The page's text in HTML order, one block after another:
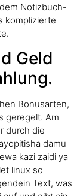
Notizbuch-
komplizierte
Geld
Bonusarten,
geregelt. Am
durch die
damu
kazi zaidi ya
linux so
Text, was